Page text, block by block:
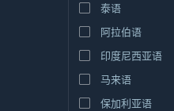
泰语
阿拉伯语
印度尼西亚语
马来语
保加利亚语